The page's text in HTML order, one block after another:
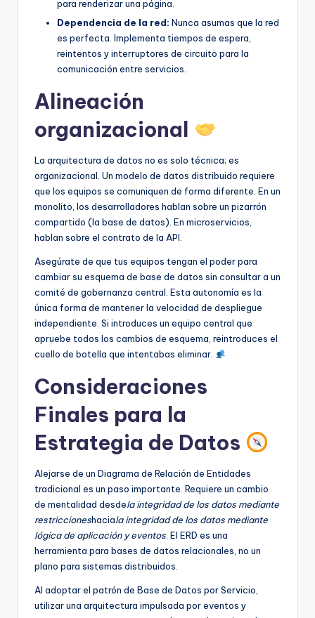
para renderizar una página.
Dependencia de la red: Nunca asumas que la red
es perfecta. Implementa tiempos de espera,
reintentos y interruptores de circuito para la
comunicación entre servicios.
Alineación
organizacional
La arquitectura de datos no es solo técnica; es
organizacional. Un modelo de datos distribuido requiere
que los equipos se comuniquen de forma diferente. En un
monolito, los desarrolladores hablan sobre un pizarrón
compartido (la base de datos). En microservicios,
hablan sobre el contrato de la API.
Asegúrate de que tus equipos tengan el poder para
cambiar su esquema de base de datos sin consultar a un
comité de gobernanza central. Esta autonomía es la
única forma de mantener la velocidad de despliegue
independiente. Si introduces un equipo central que
apruebe todos los cambios de esquema, reintroduces el
cuello de botella que intentabas eliminar.
Consideraciones
Finales para la
Estrategia de Datos
Alejarse de un Diagrama de Relación de Entidades
tradicional es un paso importante. Requiere un cambio
de mentalidad desdela integridad de los datos mediante
restriccioneshaciala integridad de los datos mediante
lógica de aplicación y eventos. El ERD es una
herramienta para bases de datos relacionales, no un
plano para sistemas distribuidos.
Al adoptar el patrón de Base de Datos por Servicio,
utilizar una arquitectura impulsada por eventos y